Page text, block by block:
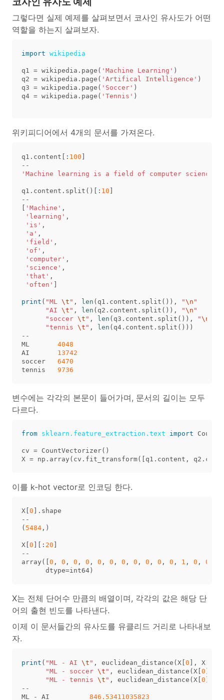
그렇다면 실제 예제를 살펴보면서 코사인 유사도가 어떤
역할을 하는지 살펴보자.
import wikipedia
q1 = wikipedia . page ( 'Machine Learning' )
q2
= wikipedia . page ( 'Artifical Intelligence' )
q3
= wikipedia . page ( 'Soccer' )
q4 = wikipedia . page ( 'Tennis' )
위키피디어에서 4개의 문서를 가져온다.
q1 . content [: 100 ]
--
'Machine learning is a field of computer science
q1 . content . split ()[: 10 ]
--
[ 'Machine' ,
'learning' ,
'is' ,
'a' ,
'field' ,
'of' ,
'computer' ,
'science' ,
'that' ,
'often' ]
print ( "ML \t " , len ( q1 . content . split ()), "\n "
"AI \t " , len ( q2 . content . split ()), "\n "
"soccer \t " , len ( q3 . content . split ()), "\n
"tennis \t " , len ( q4 . content . split ()))
--
ML
4048
AI
13742
soccer
6470
tennis
9736
변수에는 각각의 본문이 들어가며, 문서의 길이는 모두
다르다.
from sklearn.feature_extraction.text import
cv = CountVectorizer()
X = np . array ( cv . fit_transform([ q1 . content , q2 .
이를 k-hot vector로 인코딩 한다.
X [0 ]. shape
--
( 5484 ,)
X [0 ][: 20
--
array ([0 , 0 , 0 , 0 , 0 , 0 , 0 , 0 , 0 , 0 , 0 , 1 , 0 , 0
dtype=int64 )
X는 전체 단어수 만큼의 배열이며, 각각의 값은 해당 단
어의 출현 빈도를 나타낸다.
이제 이 문서들간의 유사도를 유클리드 거리로 나타내보
자.
print ( "ML - AI \t " , euclidean_distance (X [0 ], X
"ML - soccer \t " , euclidean_distance (X [0 ],
"ML - tennis \t " , euclidean_distance (X [0 ],
--
ML
- AI 846.53411035823